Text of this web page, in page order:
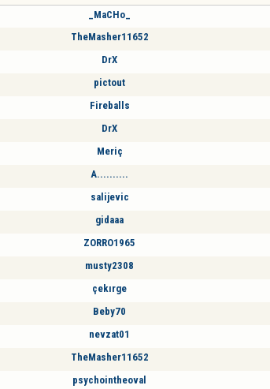
_MaCHo_
TheMasher11652
DrX
pictout
Fireballs
DrX
Meriç
A..........
salijevic
gidaaa
ZORRO1965
musty2308
çekırge
Beby70
nevzat01
TheMasher11652
psychointheoval